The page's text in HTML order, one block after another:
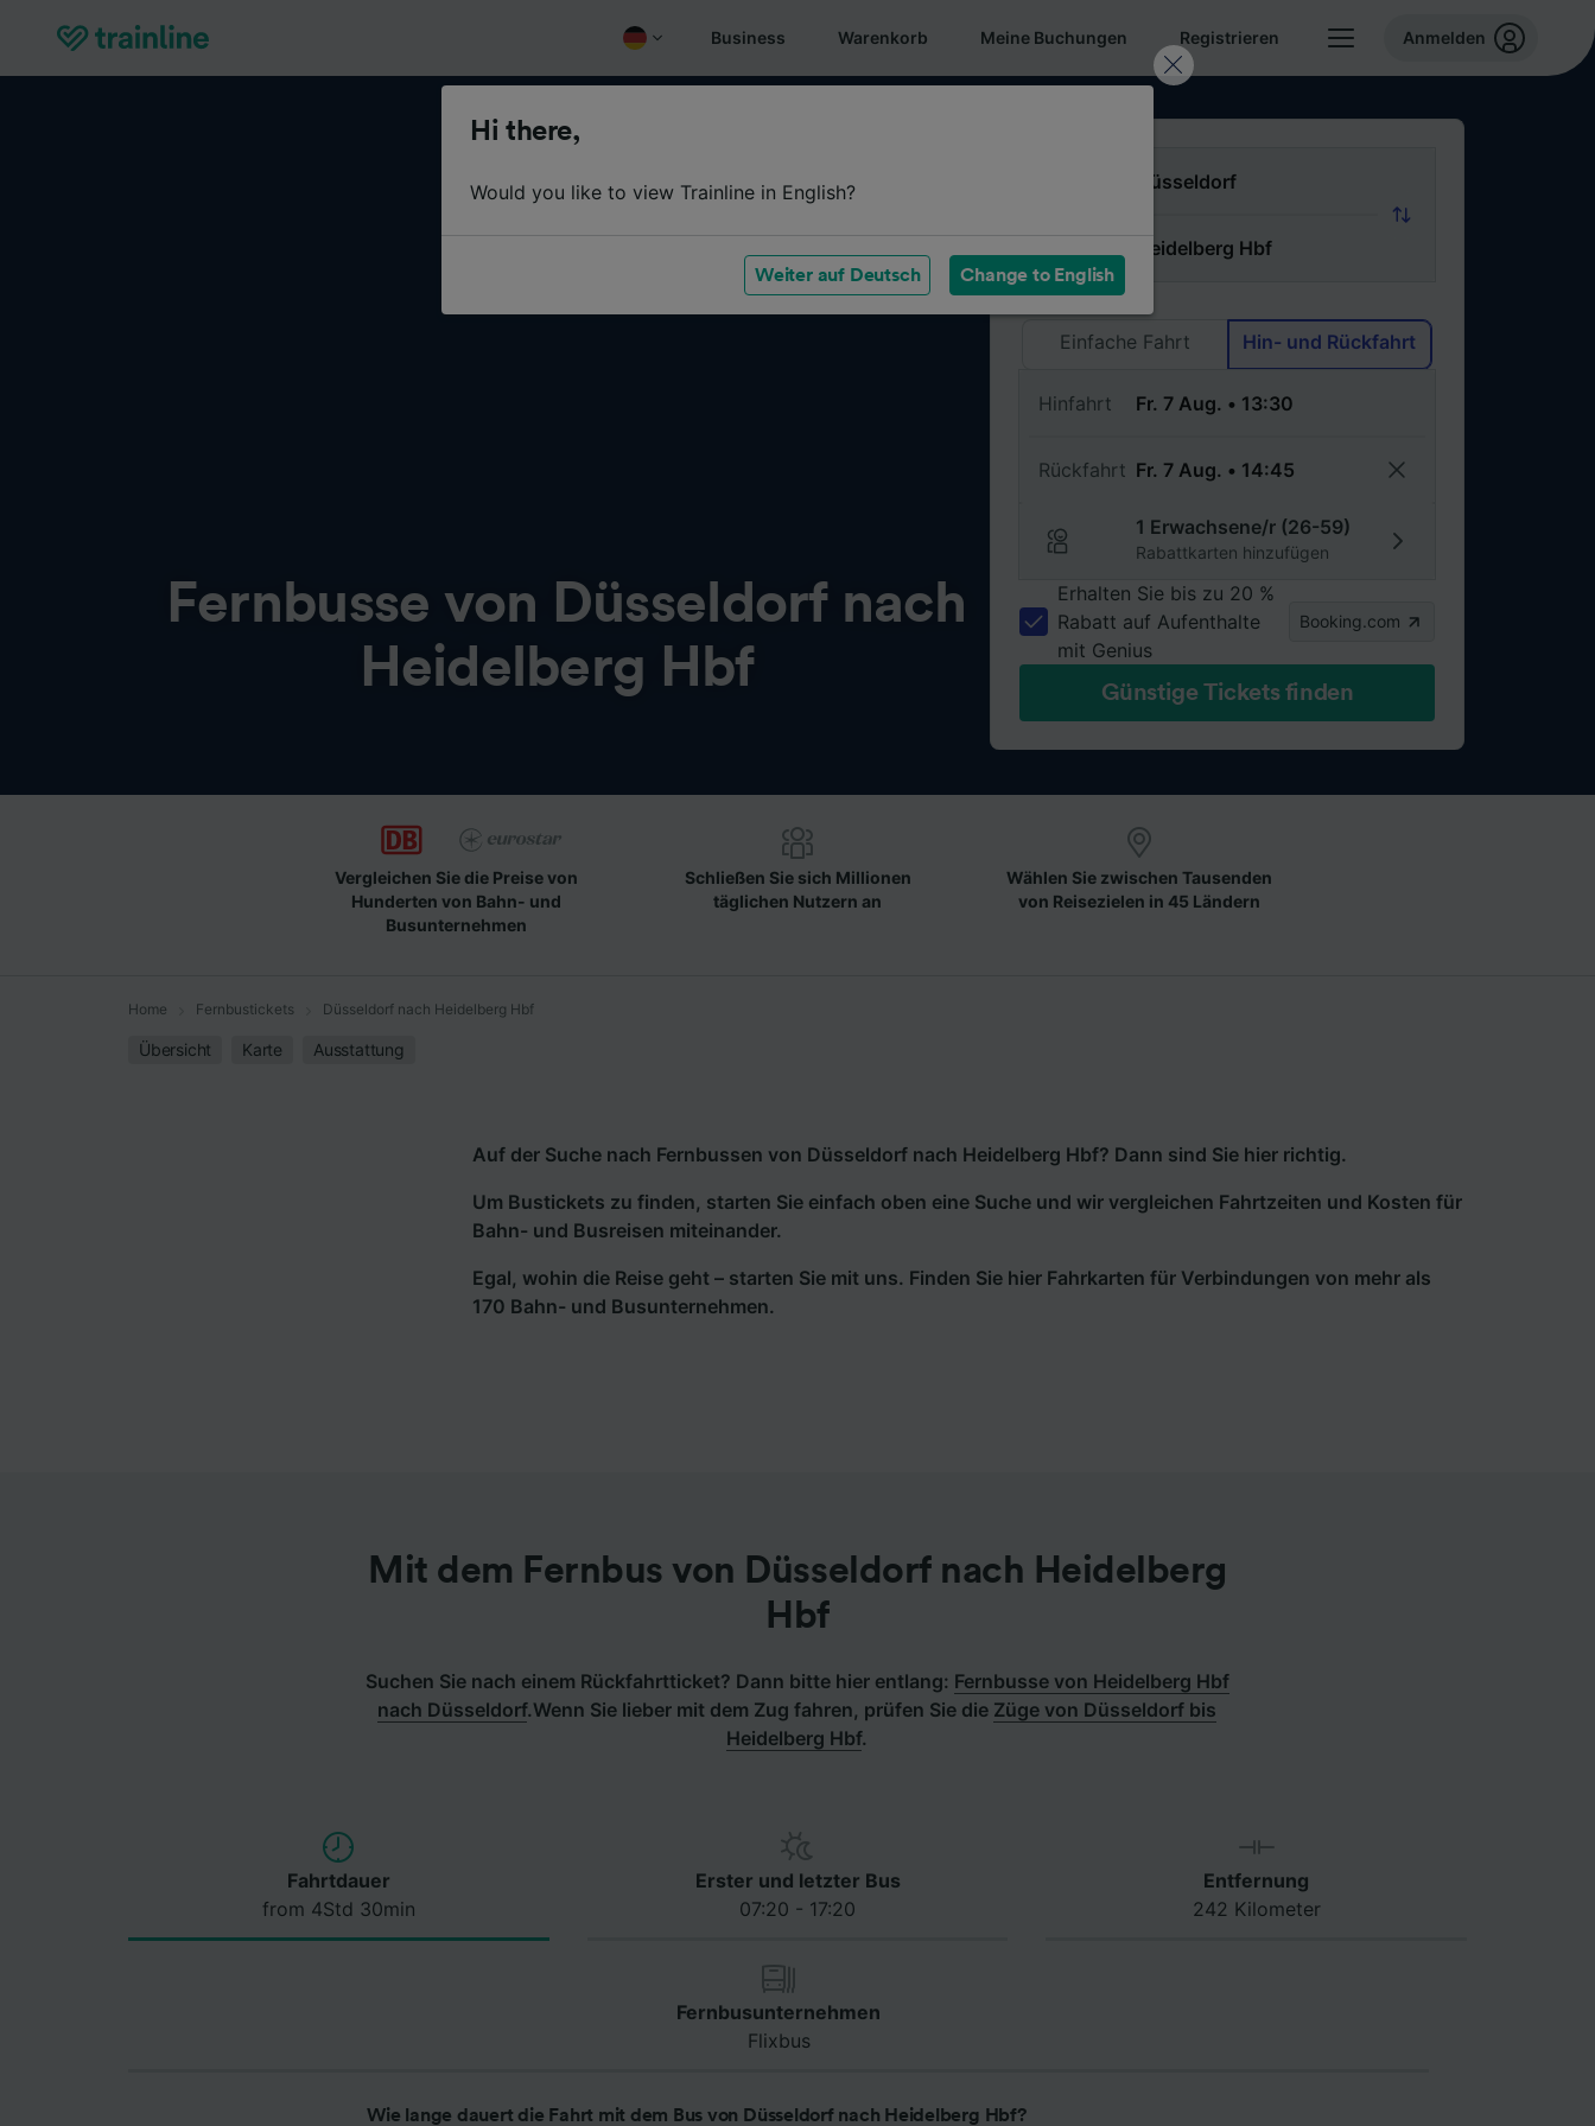
Business Warenkorb Meine Buchungen Registrieren Anmelden
Fernbusse von Düsseldorf nach
Heidelberg Hbf
Via
Einfache Fahrt
Hin- und Rückfahrt
Hinfahrt
Rückfahrt
1 Erwachsene/r (26-59)
Rabattkarten hinzufügen
Erhalten Sie bis zu 20 %
Rabatt auf Aufenthalte
mit Genius
Booking.com
Günstige Tickets finden
Vergleichen Sie die Preise von
Hunderten von Bahn- und
Busunternehmen
Schließen Sie sich Millionen
täglichen Nutzern an
Wählen Sie zwischen Tausenden
von Reisezielen in 45 Ländern
Home Fernbustickets Düsseldorf nach Heidelberg Hbf
Übersicht Karte Ausstattung
Auf der Suche nach Fernbussen von Düsseldorf nach Heidelberg Hbf? Dann sind Sie hier richtig.
Um Bustickets zu finden, starten Sie einfach oben eine Suche und wir vergleichen Fahrtzeiten und Kosten für
Bahn- und Busreisen miteinander.
Egal, wohin die Reise geht – starten Sie mit uns. Finden Sie hier Fahrkarten für Verbindungen von mehr als
170 Bahn- und Busunternehmen.
Mit dem Fernbus von Düsseldorf nach Heidelberg
Hbf
Suchen Sie nach einem Rückfahrtticket? Dann bitte hier entlang: Fernbusse von Heidelberg Hbf
nach Düsseldorf.Wenn Sie lieber mit dem Zug fahren, prüfen Sie die Züge von Düsseldorf bis
Heidelberg Hbf.
Fahrtdauer
from 4Std 30min
Erster und letzter Bus
07:20 - 17:20
Entfernung
242 Kilometer
Fernbusunternehmen
Flixbus
Wie lange dauert die Fahrt mit dem Bus von Düsseldorf nach Heidelberg Hbf?
Hi there,
Would you like to view Trainline in English?
Weiter auf Deutsch Change to English